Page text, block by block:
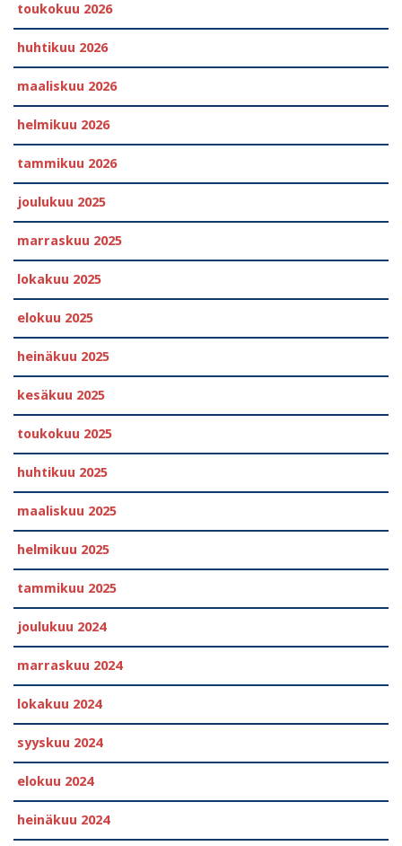
toukokuu 2026
huhtikuu 2026
maaliskuu 2026
helmikuu 2026
tammikuu 2026
joulukuu 2025
marraskuu 2025
lokakuu 2025
elokuu 2025
heinäkuu 2025
kesäkuu 2025
toukokuu 2025
huhtikuu 2025
maaliskuu 2025
helmikuu 2025
tammikuu 2025
joulukuu 2024
marraskuu 2024
lokakuu 2024
syyskuu 2024
elokuu 2024
heinäkuu 2024